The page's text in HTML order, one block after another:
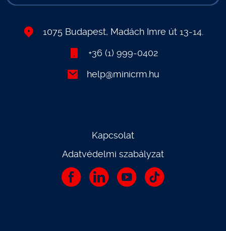
1075 Budapest, Madách Imre út 13-14.
+36 (1) 999-0402
help@minicrm.hu
Kapcsolat
Adatvédelmi szabályzat